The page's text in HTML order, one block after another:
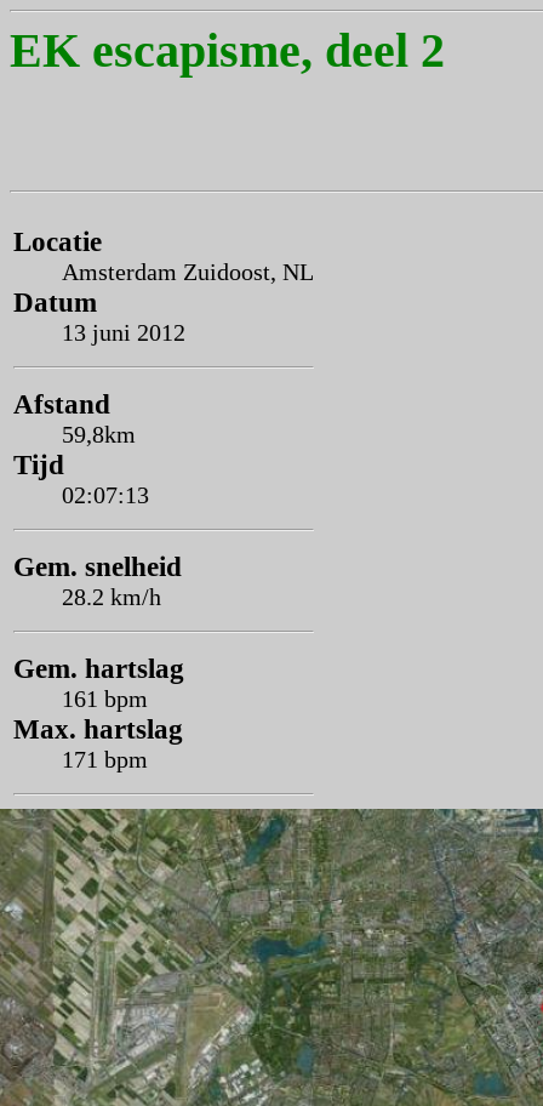
EK escapisme, deel 2
Locatie
Amsterdam Zuidoost, NL
Datum
13 juni 2012
Afstand
59,8km
Tijd
02:07:13
Gem. snelheid
28.2 km/h
Gem. hartslag
161 bpm
Max. hartslag
171 bpm